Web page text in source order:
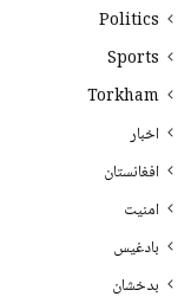
Politics
Sports
Torkham
اخبار
افغانستان
امنیت
بادغیس
بدخشان